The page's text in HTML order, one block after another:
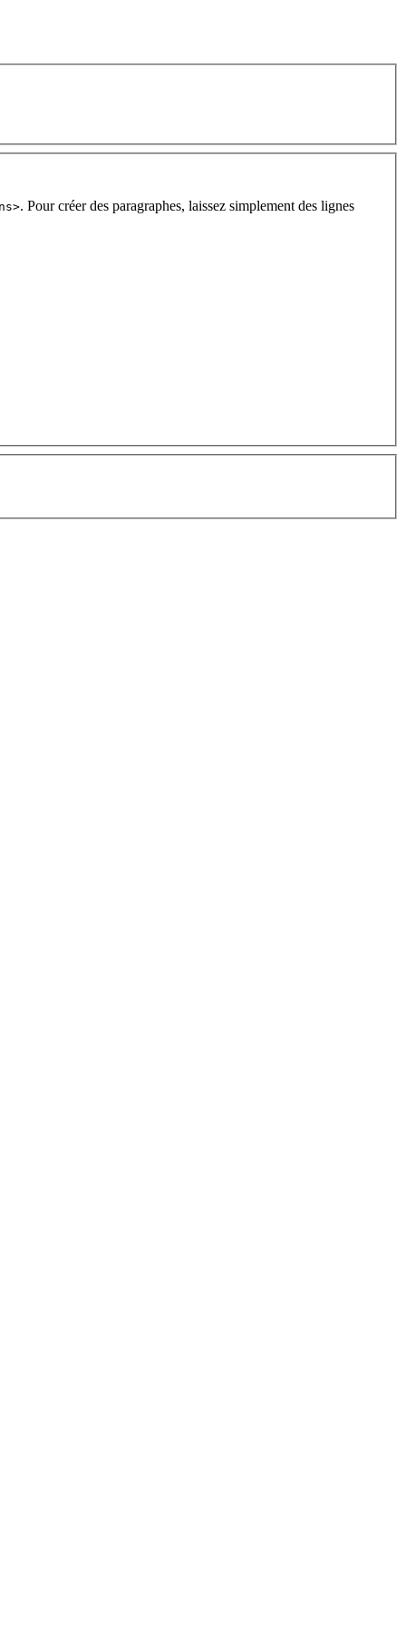
. Pour créer des paragraphes, laissez simplement des lignes